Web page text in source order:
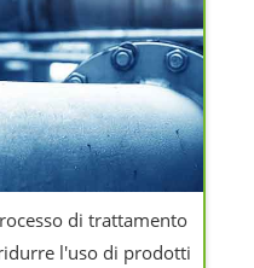
di trattamento
l'uso di prodotti